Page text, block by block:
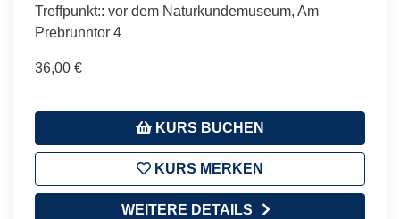
Treffpunkt:: vor dem Naturkundemuseum, Am
Prebrunntor 4
36,00 €
KURS BUCHEN
KURS MERKEN
WEITERE DETAILS